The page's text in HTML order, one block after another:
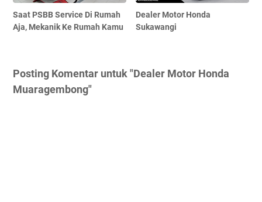
Saat PSBB Service Di Rumah
Aja, Mekanik Ke Rumah Kamu
Dealer Motor Honda
Sukawangi
Posting Komentar untuk "Dealer Motor Honda
Muaragembong"